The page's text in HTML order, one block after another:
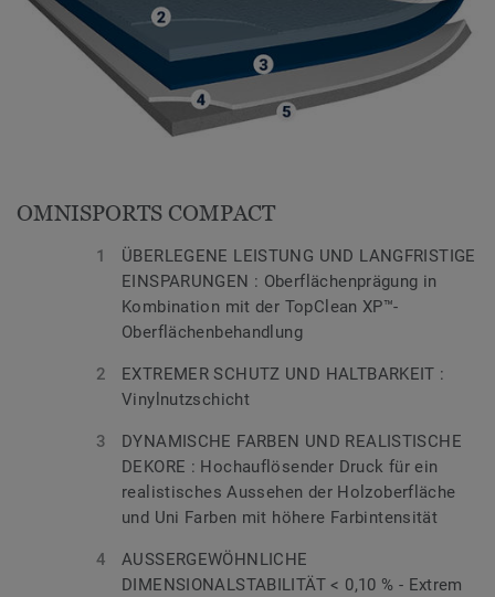
OMNISPORTS COMPACT
ÜBERLEGENE LEISTUNG UND LANGFRISTIGE
EINSPARUNGEN : Oberflächenprägung in
Kombination mit der TopClean XP™-
Oberflächenbehandlung
EXTREMER SCHUTZ UND HALTBARKEIT :
Vinylnutzschicht
DYNAMISCHE FARBEN UND REALISTISCHE
DEKORE : Hochauflösender Druck für ein
realistisches Aussehen der Holzoberfläche
und Uni Farben mit höhere Farbintensität
AUSSERGEWÖHNLICHE
DIMENSIONALSTABILITÄT < 0,10 % - Extrem